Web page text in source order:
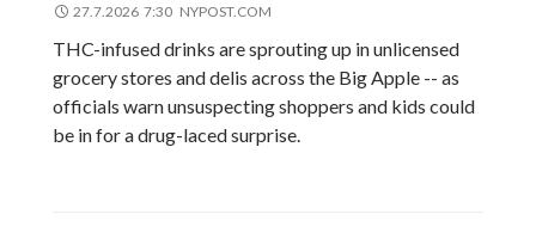
27.7.2026 7:30 NYPOST.COM
THC-infused drinks are sprouting up in unlicensed
grocery stores and delis across the Big Apple -- as
officials warn unsuspecting shoppers and kids could
be in for a drug-laced surprise.